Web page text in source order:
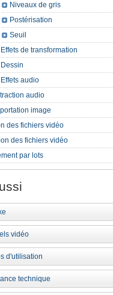
Niveaux de gris
Postérisation
Seuil
Effets de transformation
Dessin
Effets audio
audio
image
des fichiers vidéo
des fichiers vidéo
par lots
vidéo
d'utilisation
technique